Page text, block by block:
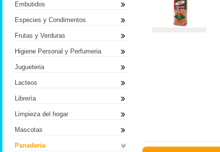
Embutidos
Especies y Condimentos
Frutas y Verduras
Higiene Personal y Perfumeria
Jugueteria
Lacteos
Librería
Limpieza del hogar
Mascotas
Panaderia